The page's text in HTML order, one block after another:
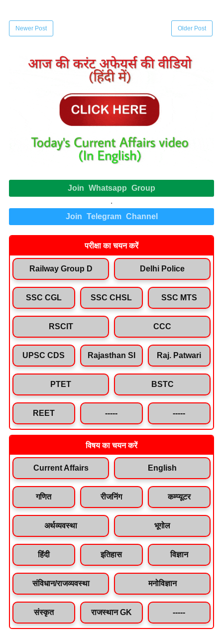
Newer Post Older Post
Join Whatsapp Group
.
Join Telegram Channel
परीक्षा का चयन करें
Railway Group D Delhi Police
SSC CGL SSC CHSL SSC MTS
RSCIT CCC
UPSC CDS Rajasthan SI Raj. Patwari
PTET BSTC
REET ----- -----
विषय का चयन करें
Current Affairs English
गणित रीजनिंग कम्प्यूटर
अर्थव्यवस्था भूगोल
हिंदी इतिहास विज्ञान
संविधान/राजव्यवस्था मनोविज्ञान
संस्कृत राजस्थान GK -----